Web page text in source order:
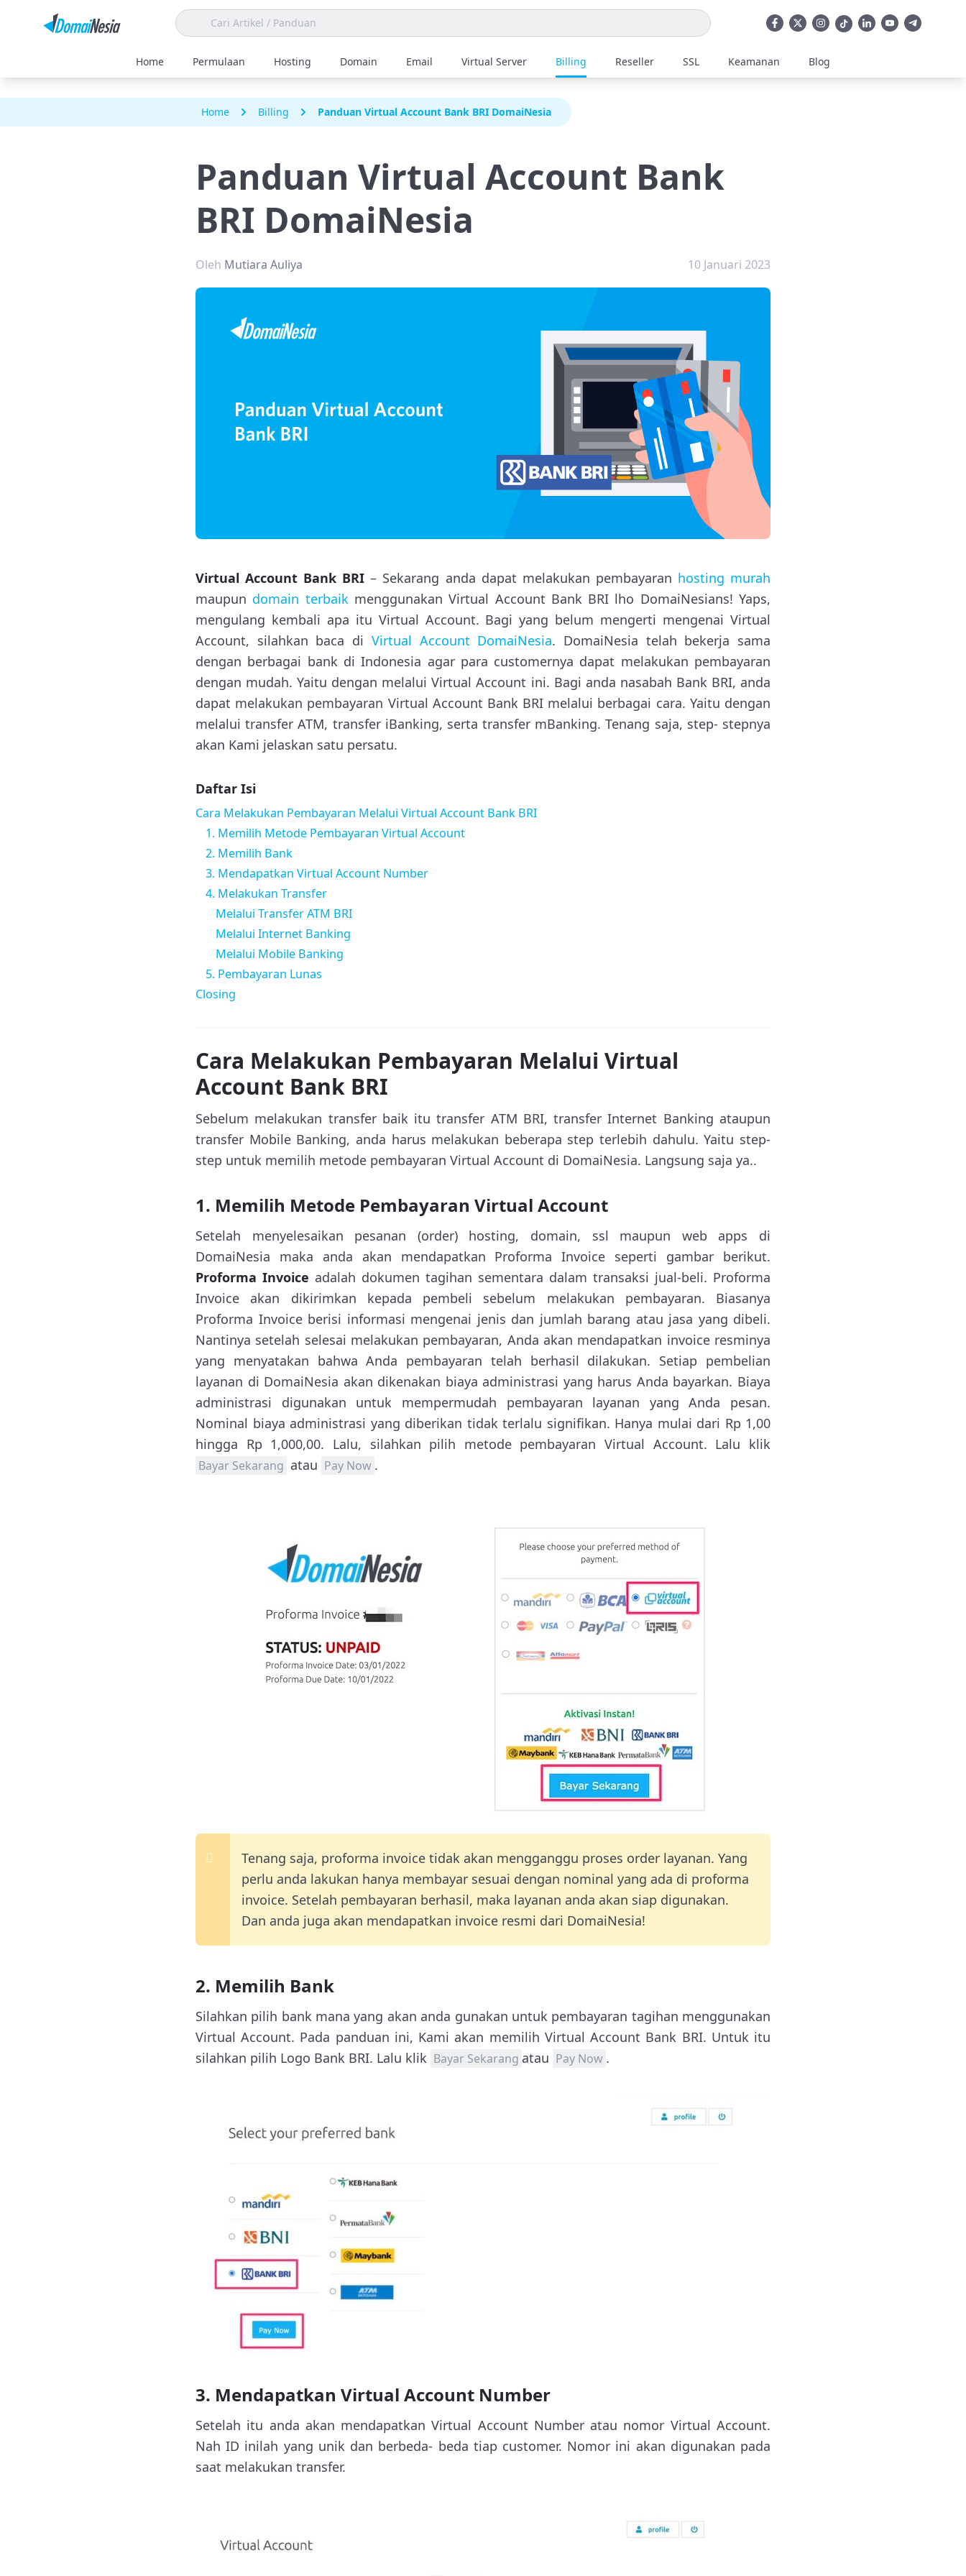
Home Permulaan Hosting Domain Email Virtual Server Billing Reseller SSL Keamanan Blog
Home Billing Panduan Virtual Account Bank BRI DomaiNesia
Panduan Virtual Account Bank
BRI DomaiNesia
Oleh Mutiara Auliya 10 Januari 2023
Virtual Account Bank BRI – Sekarang anda dapat melakukan pembayaran hosting murah
maupun domain terbaikmenggunakan Virtual Account Bank BRI lho DomaiNesians! Yaps,
mengulang kembali apa itu Virtual Account. Bagi yang belum mengerti mengenai Virtual
Account, silahkan baca di Virtual Account DomaiNesia. DomaiNesia telah bekerja sama
dengan berbagai bank di Indonesia agar para customernya dapat melakukan pembayaran
dengan mudah. Yaitu dengan melalui Virtual Account ini. Bagi anda nasabah Bank BRI, anda
dapat melakukan pembayaran Virtual Account Bank BRI melalui berbagai cara. Yaitu dengan
melalui transfer ATM, transfer iBanking, serta transfer mBanking. Tenang saja, step- stepnya
akan Kami jelaskan satu persatu.
Daftar Isi
Cara Melakukan Pembayaran Melalui Virtual Account Bank BRI
1. Memilih Metode Pembayaran Virtual Account
2. Memilih Bank
3. Mendapatkan Virtual Account Number
4. Melakukan Transfer
Melalui Transfer ATM BRI
Melalui Internet Banking
Melalui Mobile Banking
5. Pembayaran Lunas
Closing
Cara Melakukan Pembayaran Melalui Virtual
Account Bank BRI
Sebelum melakukan transfer baik itu transfer ATM BRI, transfer Internet Banking ataupun
transfer Mobile Banking, anda harus melakukan beberapa step terlebih dahulu. Yaitu step-
step untuk memilih metode pembayaran Virtual Account di DomaiNesia. Langsung saja ya..
1. Memilih Metode Pembayaran Virtual Account
Setelah menyelesaikan pesanan (order) hosting, domain, ssl maupun web apps di
DomaiNesia maka anda akan mendapatkan Proforma Invoice seperti gambar berikut.
Proforma Invoice adalah dokumen tagihan sementara dalam transaksi jual-beli. Proforma
Invoice akan dikirimkan kepada pembeli sebelum melakukan pembayaran. Biasanya
Proforma Invoice berisi informasi mengenai jenis dan jumlah barang atau jasa yang dibeli.
Nantinya setelah selesai melakukan pembayaran, Anda akan mendapatkan invoice resminya
yang menyatakan bahwa Anda pembayaran telah berhasil dilakukan. Setiap pembelian
layanan di DomaiNesia akan dikenakan biaya administrasi yang harus Anda bayarkan. Biaya
administrasi digunakan untuk mempermudah pembayaran layanan yang Anda pesan.
Nominal biaya administrasi yang diberikan tidak terlalu signifikan. Hanya mulai dari Rp 1,00
hingga Rp 1,000,00. Lalu, silahkan pilih metode pembayaran Virtual Account. Lalu klik
Bayar Sekarang atau Pay Now .
Tenang saja, proforma invoice tidak akan mengganggu proses order layanan. Yang
perlu anda lakukan hanya membayar sesuai dengan nominal yang ada di proforma
invoice. Setelah pembayaran berhasil, maka layanan anda akan siap digunakan.
Dan anda juga akan mendapatkan invoice resmi dari DomaiNesia!
2. Memilih Bank
Silahkan pilih bank mana yang akan anda gunakan untuk pembayaran tagihan menggunakan
Virtual Account. Pada panduan ini, Kami akan memilih Virtual Account Bank BRI. Untuk itu
silahkan pilih Logo Bank BRI. Lalu klik Bayar Sekarang atau Pay Now .
3. Mendapatkan Virtual Account Number
Setelah itu anda akan mendapatkan Virtual Account Number atau nomor Virtual Account.
Nah ID inilah yang unik dan berbeda- beda tiap customer. Nomor ini akan digunakan pada
saat melakukan transfer.